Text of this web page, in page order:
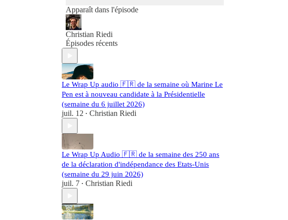
Apparaît dans l'épisode
Christian Riedi
Épisodes récents
Le Wrap Up audio 🇫🇷 de la semaine où Marine Le
Pen est à nouveau candidate à la Présidentielle
(semaine du 6 juillet 2026)
juil. 12 • Christian Riedi
Le Wrap Up Audio 🇫🇷 de la semaine des 250 ans
de la déclaration d'indépendance des Etats-Unis
(semaine du 29 juin 2026)
juil. 7 • Christian Riedi